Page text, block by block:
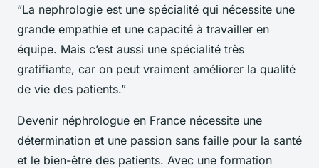
“La nephrologie est une spécialité qui nécessite une
grande empathie et une capacité à travailler en
équipe. Mais c’est aussi une spécialité très
gratifiante, car on peut vraiment améliorer la qualité
de vie des patients.”
Devenir néphrologue en France nécessite une
détermination et une passion sans faille pour la santé
et le bien-être des patients. Avec une formation